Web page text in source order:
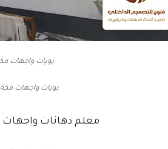
بويات واجهات مكة